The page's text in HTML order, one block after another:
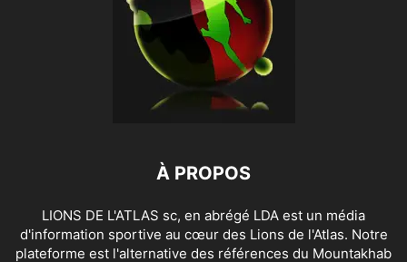
À PROPOS
LIONS DE L'ATLAS sc, en abrégé LDA est un média
d'information sportive au cœur des Lions de l'Atlas. Notre
plateforme est l'alternative des références du Mountakhab